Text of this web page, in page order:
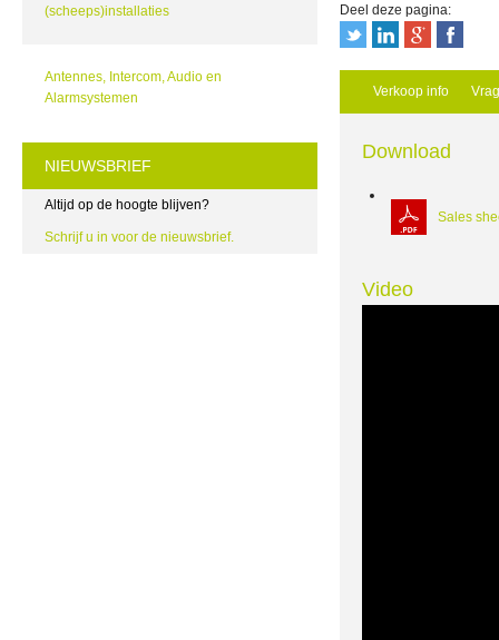
(scheeps)installaties
Antennes, Intercom, Audio en
Alarmsystemen
NIEUWSBRIEF
Altijd op de hoogte blijven?
Schrijf u in voor de nieuwsbrief.
Deel deze pagina:
Verkoop info
Download
Sales
Video